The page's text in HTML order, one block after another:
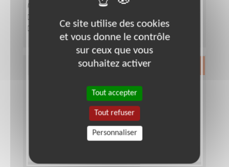
Association :
Fondation Claude Pompidou
Date :
Tout le temps
Disponibilité demandée :Etre libre le jeudi matin.
Exclusion & Pauvreté
Ce site utilise des cookies
et vous donne le contrôle
sur ceux que vous
souhaitez activer
Tout accepter
Tout refuser
Personnaliser